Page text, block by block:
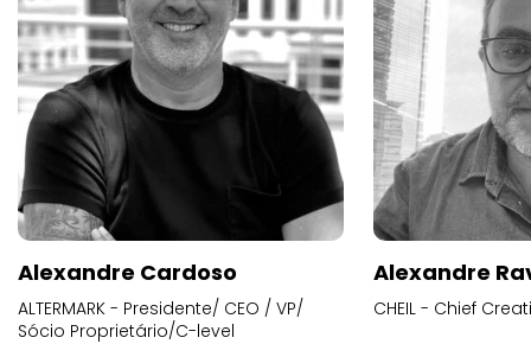
Alexandre Cardoso
ALTERMARK - Presidente/ CEO / VP/
Sócio Proprietário/C-level
Alexandre
CHEIL - Chief